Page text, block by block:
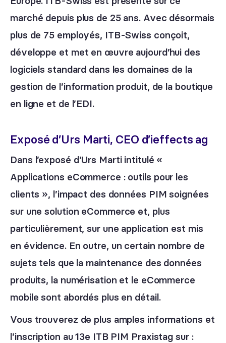
marché depuis plus de 25 ans. Avec désormais
plus de 75 employés, ITB-Swiss conçoit,
développe et met en œuvre aujourd’hui des
logiciels standard dans les domaines de la
gestion de l’information produit, de la boutique
en ligne et de l’EDI.
Exposé d’Urs Marti, CEO d’ieffects ag
Dans l’exposé d’Urs Marti intitulé «
Applications eCommerce : outils pour les
clients », l’impact des données PIM soignées
sur une solution eCommerce et, plus
particulièrement, sur une application est mis
en évidence. En outre, un certain nombre de
sujets tels que la maintenance des données
produits, la numérisation et le eCommerce
mobile sont abordés plus en détail.
Vous trouverez de plus amples informations et
l’inscription au 13e ITB PIM Praxistag sur :